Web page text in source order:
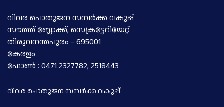
വിവര പൊതുജന സമ്പര്‍ക്ക വകുപ്പ്
സൗത്ത് ബ്ലോക്ക്, സെക്രട്ടേറിയേറ്റ്
തിരുവനന്തപുരം - 695001
കേരളം
ഫോണ്‍ : 0471 2327782, 2518443
വിവര പൊതുജന സമ്പര്‍ക്ക വകുപ്പ്